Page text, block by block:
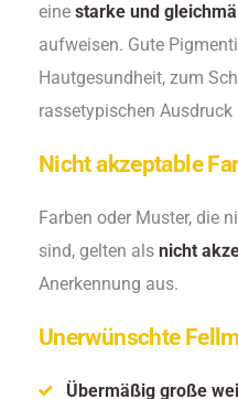
eine starke und
aufweisen. Gute
Hautgesundheit, zum
rassetypischen Ausdruck
Nicht akzeptable
Farben oder Muster, die
sind, gelten als nicht
Anerkennung aus.
Unerwünschte
Übermäßig große